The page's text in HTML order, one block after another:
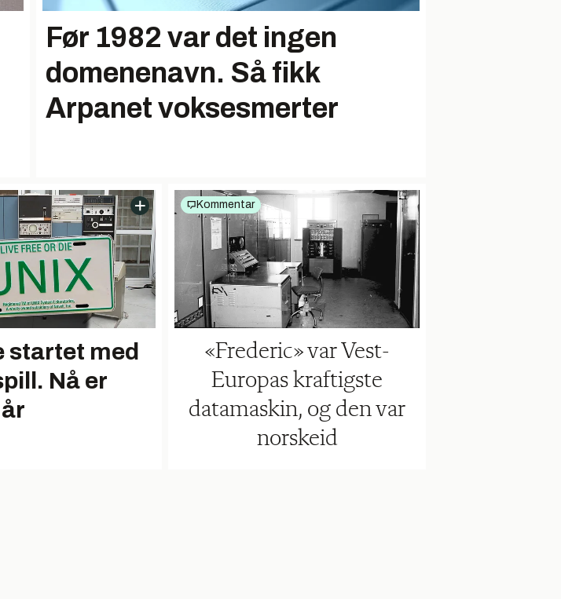
Før 1982 var det ingen
domene­navn. Så fikk
Arpanet vokse­smerter
startet med
Nå er
Kommentar
«Frederic» var Vest-
Europas kraftigste
datamaskin, og den var
norskeid